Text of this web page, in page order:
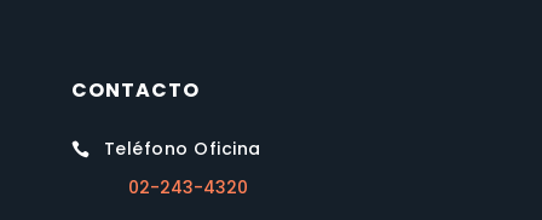
CONTACTO

Teléfono Oficina
02-243-4320